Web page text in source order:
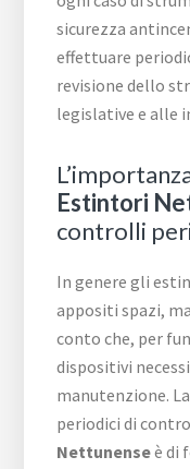
sicurezza
effettuare
revisione dello
legislative e alle
Estintori
controlli
In genere gli
appositi spazi,
conto che, per
dispositivi
manutenzione.
periodici di
Nettunenseè di